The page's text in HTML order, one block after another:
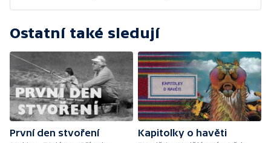
Ostatní také sledují
První den stvoření
Kapitolky o havěti